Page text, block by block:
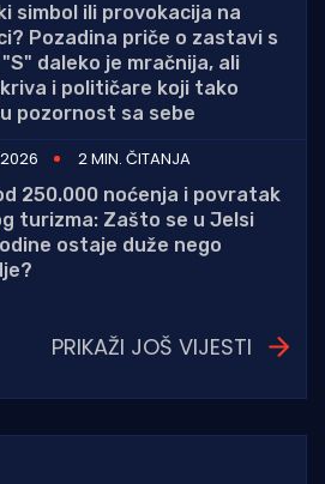
simbol ili provokacija na
Pozadina priče o zastavi s
daleko je mračnija, ali
i političare koji tako
pozornost sa sebe
2 MIN. ČITANJA
250.000 noćenja i povratak
turizma: Zašto se u Jelsi
ostaje duže nego
PRIKAŽI JOŠ VIJESTI